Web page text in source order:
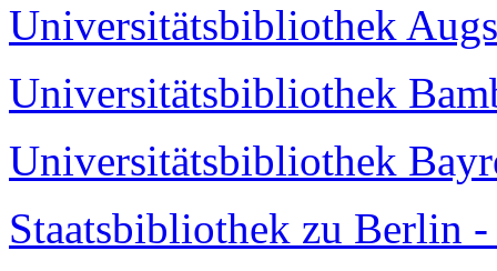
Universitätsbibliothek
Universitätsbibliothek
Universitätsbibliothek
Staatsbibliothek zu Berlin